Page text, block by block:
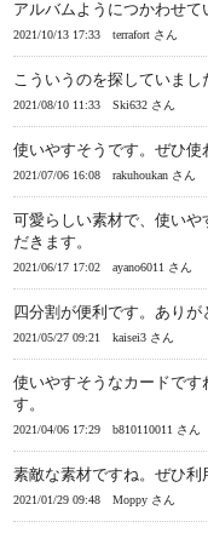
アルバムようにつかわせ
2021/10/13 17:33 terrafort さん
こういうのを探していまし
2021/08/10 11:33 Ski632 さん
使いやすそうです。ぜひ使
2021/07/06 16:08 rakuhoukan さん
可愛らしい素材で、使い
だきます。
2021/06/17 17:02 ayano6011 さん
四分割が便利です。ありが
2021/05/27 09:21 kaisei3 さん
使いやすそうなカードです
す。
2021/04/06 17:29 b810110011 さん
素敵な素材ですね。ぜひ利
2021/01/29 09:48 Moppy さん